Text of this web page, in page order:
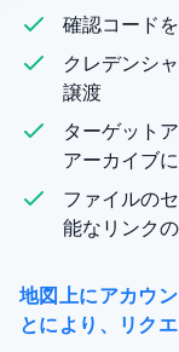
確認コード
クレデンシ
譲渡
ターゲット
アーカイブ
ファイルの
能なリンク
地図上にアカウ
とにより、リク